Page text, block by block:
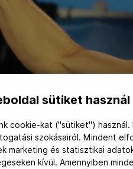
sütiket használ
cookie-kat ("sütiket")
szokásairól. Mindent
marketing és statisztikai
kívül. Amennyiben